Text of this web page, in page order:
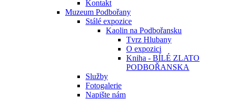
Kontakt
Muzeum Podbořany
Stálé expozice
Kaolin na Podbořansku
Tvrz Hlubany
O expozici
Kniha - BÍLÉ ZLATO
PODBOŘANSKA
Služby
Fotogalerie
Napište nám